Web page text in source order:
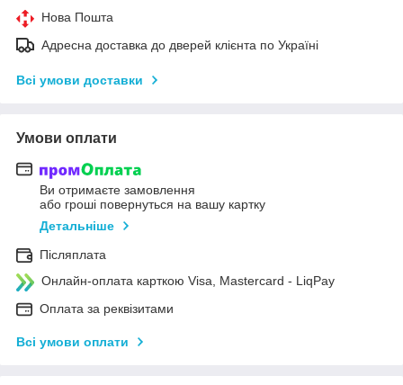
Нова Пошта
Адресна доставка до дверей клієнта по Україні
Всі умови доставки
Умови оплати
Ви отримаєте замовлення
або гроші повернуться на вашу картку
Детальніше
Післяплата
Онлайн-оплата карткою Visa, Mastercard - LiqPay
Оплата за реквізитами
Всі умови оплати